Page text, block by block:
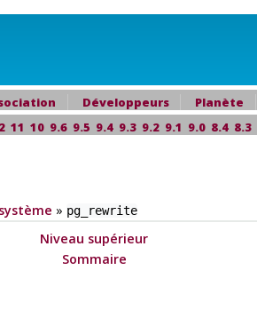
Développeurs Planète
11 10 9.6 9.5 9.4 9.3 9.2 9.1 9.0 8.4 8.3
» pg_rewrite
Niveau supérieur
Sommaire